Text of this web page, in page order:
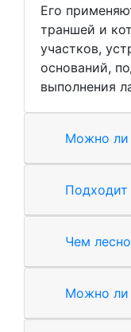
Его
траншей и
участков,
оснований,
выполнения
Можно ли
Подходит
Чем
Можно ли